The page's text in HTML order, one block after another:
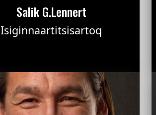
Salik G.Lennert
Isiginnaartitsisartoq